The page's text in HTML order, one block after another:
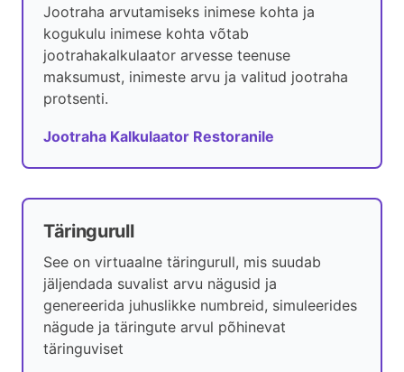
Jootraha arvutamiseks inimese kohta ja
kogukulu inimese kohta võtab
jootrahakalkulaator arvesse teenuse
maksumust, inimeste arvu ja valitud jootraha
protsenti.
Jootraha Kalkulaator Restoranile
Täringurull
See on virtuaalne täringurull, mis suudab
jäljendada suvalist arvu nägusid ja
genereerida juhuslikke numbreid, simuleerides
nägude ja täringute arvul põhinevat
täringuviset